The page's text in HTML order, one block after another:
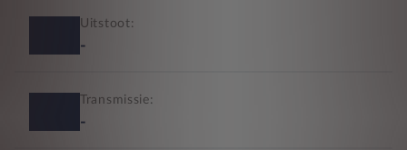
Uitstoot:
-
Transmissie:
-